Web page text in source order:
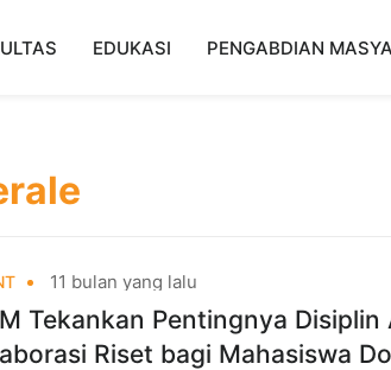
EDUKASI PENGABDIAN
11 bulan yang lalu
Tekankan Pentingnya Disiplin
Riset bagi Mahasiswa